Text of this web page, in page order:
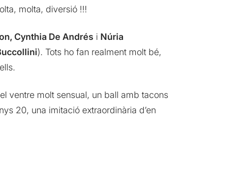
molta, diversió !!!
Cynthia De Andrés i Núria
). Tots ho fan realment molt bé,
ventre molt sensual, un ball amb tacons
20, una imitació extraordinària d’en